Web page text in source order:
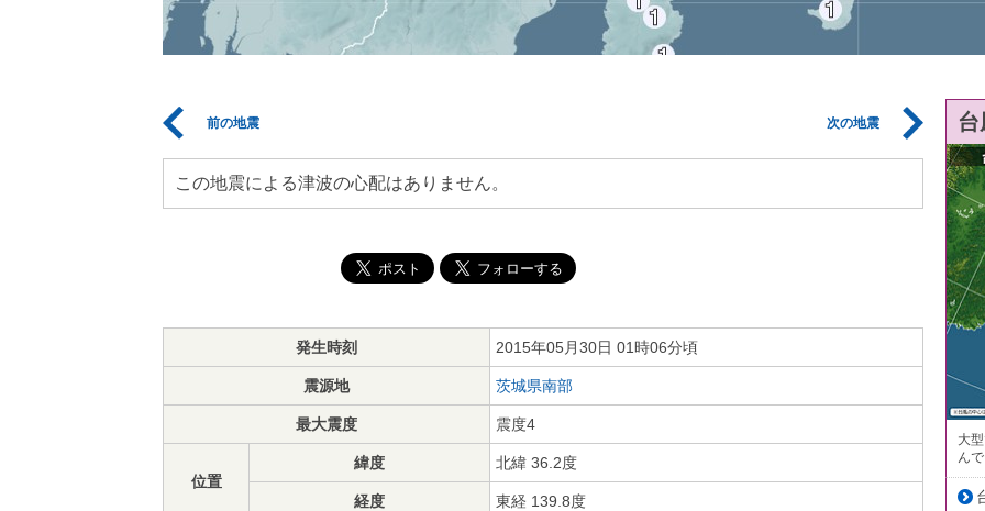
前の地震 次の地震
この地震による津波の心配はありません。
発生時刻 2015年05月30日 01時06分頃
震源地 茨城県南部
最大震度 震度4
位置
緯度 北緯 36.2度
経度 東経 139.8度
大
ん